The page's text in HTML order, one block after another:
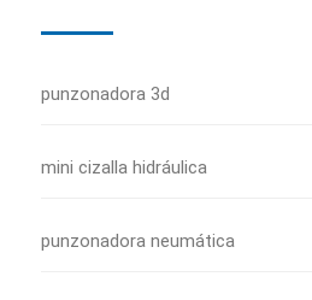
punzonadora 3d
mini cizalla hidráulica
punzonadora neumática